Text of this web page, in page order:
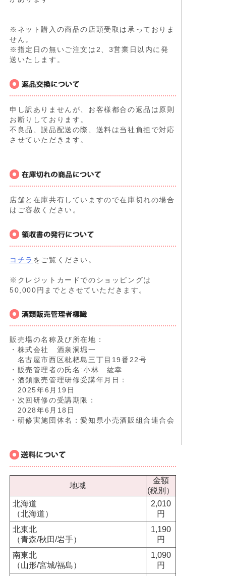
※ネット購入の商品の店頭受取は承っておりま
せん。
※指定日の無いご注文は2、3営業日以内に発
送いたします。
申し訳ありませんが、お客様都合の返品は原則
お断りしております。
不良品、誤品配送の際、送料は当社負担で対応
させていただきます。
店舗と在庫共有していますので在庫切れの場合
はご容赦ください。
コチラ をご覧ください。
※クレジットカードでのショッピングは
50,000円までとさせていただきます。
販売場の名称及び所在地：
・株式会社 酒泉洞堀一
名古屋市西区枇杷島三丁目19番22号
・販売管理者の氏名:小林 紘幸
・酒類販売管理研修受講年月日：
2025年6月19日
・次回研修の受講期限：
2028年6月18日
・研修実施団体名：愛知県小売酒販組合連合会
地域
金額
(税別）
北海道
（北海道）
2,010
円
北東北
（青森/秋田/岩手）
1,190
円
南東北
（山形/宮城/福島）
1,090
円